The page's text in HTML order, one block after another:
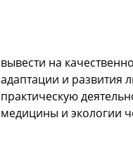
вывести на
адаптации и развития
практическую
медицины и экологии